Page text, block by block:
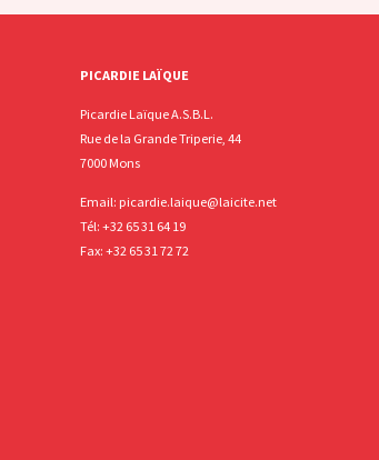
PICARDIE LAÏQUE
Picardie Laïque A.S.B.L.
Rue de la Grande Triperie, 44
7000 Mons
Email: picardie.laique@laicite.net
Tél: +32 65 31 64 19
Fax: +32 65 31 72 72